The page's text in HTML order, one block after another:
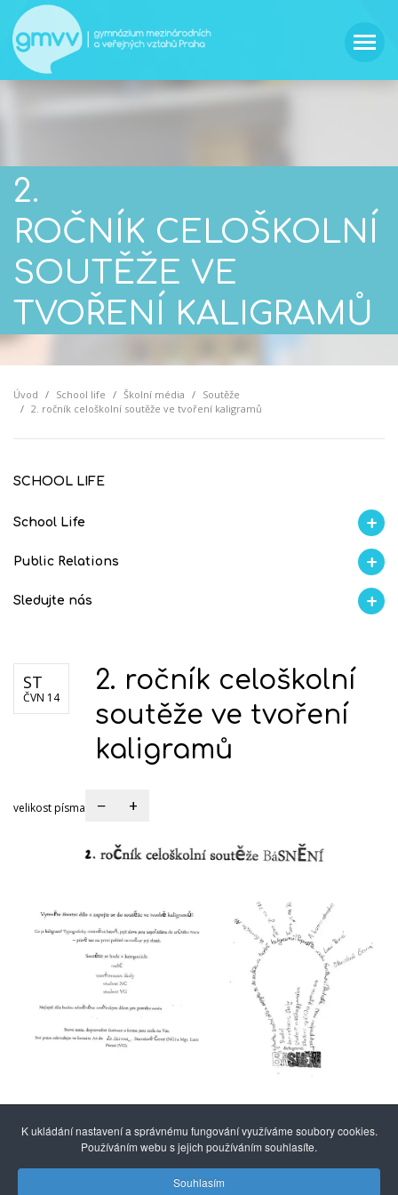
2.
ROČNÍK CELOŠKOLNÍ
SOUTĚŽE VE
TVOŘENÍ KALIGRAMŮ
Úvod School life Školní média
Soutěže
2. ročník celoškolní soutěže ve tvoření kaligramů
SCHOOL LIFE
School Life
Aktuality Proběhlo na GMVV AI Ambasador
Public Relations
Školní magazín REFRESH Soutěže
Sledujte nás
ST
ČVN 14
2. ročník celoškolní
soutěže ve tvoření
kaligramů
velikost písma − +
Gymnázium mezinárodních a veřejných
K ukládání nastavení a správnému fungování využíváme soubory cookies.
Používáním webu s jejich používáním souhlasíte.
Souhlasím